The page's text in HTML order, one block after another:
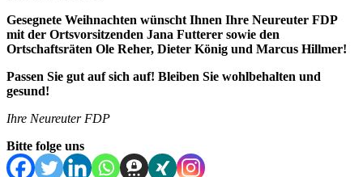
Gesegnete Weihnachten wünscht Ihnen Ihre Neureuter FDP
mit der Ortsvorsitzenden Jana Futterer sowie den
Ortschaftsräten Ole Reher, Dieter König und Marcus Hillmer!
Passen Sie gut auf sich auf! Bleiben Sie wohlbehalten und
gesund!
Ihre Neureuter FDP
Bitte folge uns